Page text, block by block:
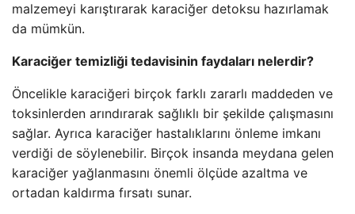
malzemeyi karıştırarak karaciğer detoksu hazırlamak
da mümkün.
Karaciğer temizliği tedavisinin faydaları nelerdir?
Öncelikle karaciğeri birçok farklı zararlı maddeden ve
toksinlerden arındırarak sağlıklı bir şekilde çalışmasını
sağlar. Ayrıca karaciğer hastalıklarını önleme imkanı
verdiği de söylenebilir. Birçok insanda meydana gelen
karaciğer yağlanmasını önemli ölçüde azaltma ve
ortadan kaldırma fırsatı sunar.